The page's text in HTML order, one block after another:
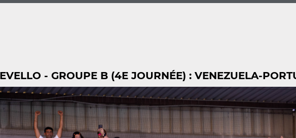
- GROUPE B (4E JOURNÉE) : VENEZUELA-